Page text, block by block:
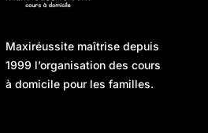
Maxiréussite maîtrise depuis
1999 l’organisation des cours
à domicile pour les familles.